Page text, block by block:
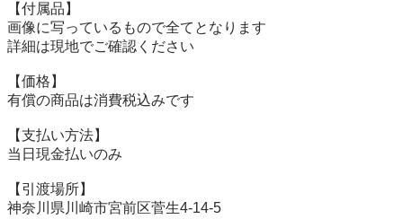
【付属品】
画像に写っているもので全てとなります
詳細は現地でご確認ください
【価格】
有償の商品は消費税込みです
【⽀払い⽅法】
当⽇現⾦払いのみ
【引渡場所】
神奈川県川崎市宮前区菅生4-14-5